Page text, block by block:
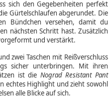
sich den Gegebenheiten perfekt
Gürtelschlaufen abgerundet. Die
Bündchen versehen, damit du
nächsten Schritt hast. Zusätzlich
und verstärkt.
zwei Taschen mit Reißverschluss
sicher unterbringen. Mit ihren
ist die Nograd Resistant Pant
echtes Highlight und zieht sowohl
alle Blicke auf sich.